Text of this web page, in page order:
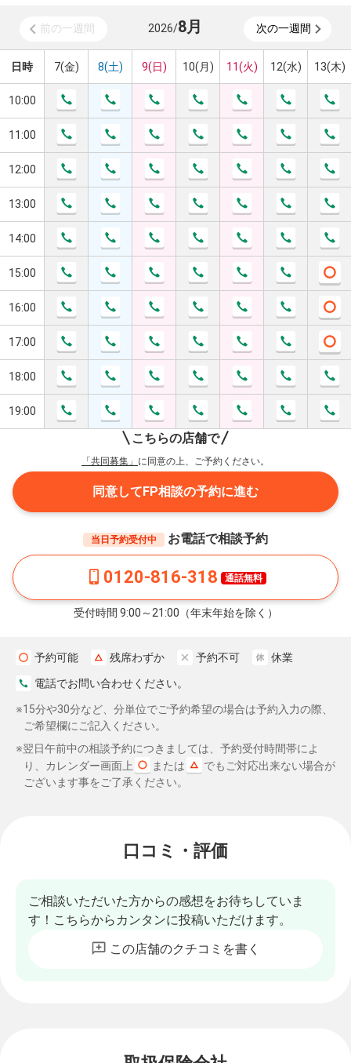
前の一週間 2026/8月 次の一週間
日時
10:00
11:00
12:00
13:00
14:00
15:00
16:00
17:00
18:00
19:00
7(金) 8(土) 9(日) 10(月) 11(火) 12(水) 13(木)
こちらの店舗で
「共同募集」 に同意の上、ご予約ください。
同意してFP相談の予約に進む
当日予約受付中 お電話で相談予約
0120-816-318 通話無料
受付時間 9:00～21:00（年末年始を除く）
予約可能 残席わずか 予約不可 休業
電話でお問い合わせください。
※15分や30分など、分単位でご予約希望の場合は予約入力の際、
ご希望欄にご記入ください。
※翌日午前中の相談予約につきましては、予約受付時間帯によ
り、カレンダー画面上
または
でもご対応出来ない場合が
ございます事をご了承ください。
口コミ・評価
ご相談いただいた方からの感想をお待ちしていま
す！こちらからカンタンに投稿いただけます。
この店舗のクチコミを書く